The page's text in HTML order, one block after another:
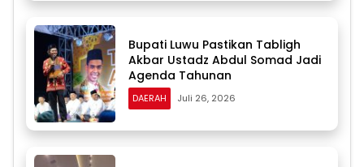
Bupati Luwu Pastikan Tabligh
Akbar Ustadz Abdul Somad Jadi
Agenda Tahunan
DAERAH Juli 26, 2026